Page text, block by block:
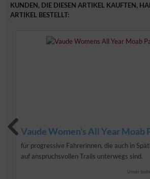
KUNDEN, DIE DIESEN ARTIKEL KAUFTEN,
ARTIKEL BESTELLT:
Vaude Women's All Year Moab
für progressive Fahrerinnen, die auch in
auf anspruchsvollen Trails unterwegs sind.
Unser